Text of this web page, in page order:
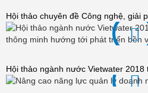
Hội thảo chuyên đề Công nghệ, giải
Hội thảo ngành nước Vietwater 2018